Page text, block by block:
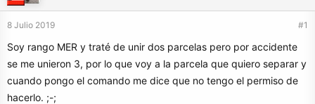
n
i
o
8 Julio 2019 #1
Soy rango MER y traté de unir dos parcelas pero por accidente
se me unieron 3, por lo que voy a la parcela que quiero separar y
cuando pongo el comando me dice que no tengo el permiso de
hacerlo. ;-;